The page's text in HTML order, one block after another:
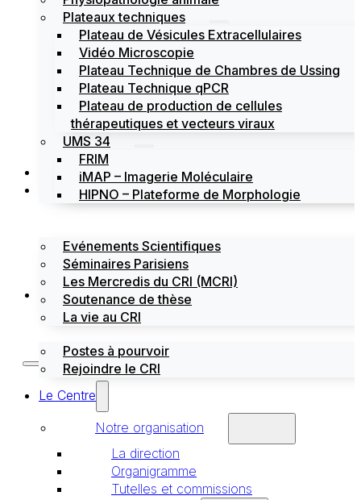
Plateaux techniques
Plateau de Vésicules Extracellulaires
Vidéo Microscopie
Plateau Technique de Chambres de Ussing
Plateau Technique qPCR
Plateau de production de cellules
thérapeutiques et vecteurs viraux
UMS 34
FRIM
iMAP – Imagerie Moléculaire
HIPNO – Plateforme de Morphologie
Actualités
Évènements
Evénements Scientifiques
Séminaires Parisiens
Les Mercredis du CRI (MCRI)
Soutenance de thèse
La vie au CRI
Emploi / stages
Postes à pourvoir
Rejoindre le CRI
Le Centre
Notre organisation
La direction
Organigramme
Tutelles et commissions